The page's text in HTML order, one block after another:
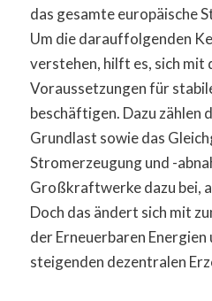
das gesamte europäische
Um die darauffolgenden
verstehen, hilft es, sich mit
Voraussetzungen für
beschäftigen. Dazu zählen
Grundlast sowie das
Stromerzeugung und -
Großkraftwerke dazu bei,
Doch das ändert sich mit
der Erneuerbaren
steigenden dezentralen